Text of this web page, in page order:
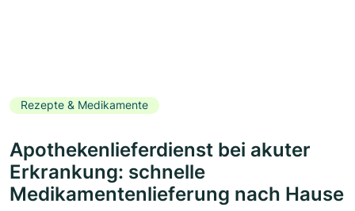
Rezepte & Medikamente
Apothekenlieferdienst bei akuter
Erkrankung: schnelle
Medikamentenlieferung nach Hause